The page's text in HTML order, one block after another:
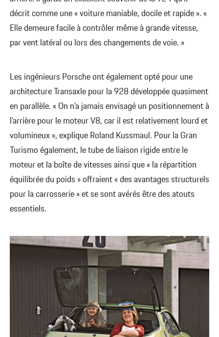
décrit comme une « voiture maniable, docile et rapide ». «
Elle demeure facile à contrôler même à grande vitesse,
par vent latéral ou lors des changements de voie. »
Les ingénieurs Porsche ont également opté pour une
architecture Transaxle pour la 928 développée quasiment
en parallèle. « On n’a jamais envisagé un positionnement à
l’arrière pour le moteur V8, car il est relativement lourd et
volumineux », explique Roland Kussmaul. Pour la Gran
Turismo également, le tube de liaison rigide entre le
moteur et la boîte de vitesses ainsi que « la répartition
équilibrée du poids » offraient « des avantages structurels
pour la carrosserie » et se sont avérés être des atouts
essentiels.